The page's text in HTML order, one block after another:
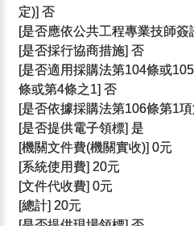
定)] 否
[是否應依公共工程專業技師
[是否採行協商措施] 否
[是否適用採購法第104條或
條或第4條之1] 否
[是否依據採購法第106條第1
[是否提供電子領標] 是
[機關文件費(機關實收)] 0元
[系統使用費] 20元
[文件代收費] 0元
[總計] 20元